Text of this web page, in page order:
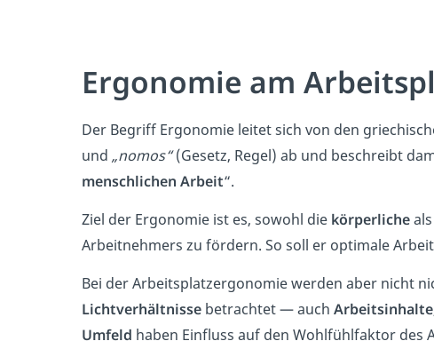
Ergonomie am
Der Begriff Ergonomie leitet sich von den
und „nomos“(Gesetz, Regel) ab und beschreibt
menschlichen Arbeit“.
Ziel der Ergonomie ist es, sowohl die körperliche
Arbeitnehmers zu fördern. So soll er optimale
Bei der Arbeitsplatzergonomie werden aber nicht
Lichtverhältnisse betrachtet — auch Arbeitsinhalte
Umfeld haben Einfluss auf den Wohlfühlfaktor des